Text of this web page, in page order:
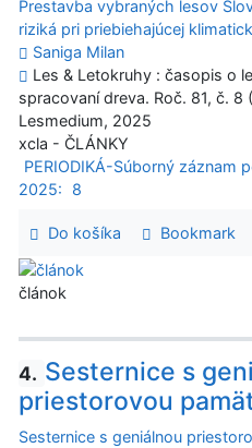
Prestavba vybraných lesov
riziká pri priebiehajúcej
Saniga Milan
Les & Letokruhy : časopis o
spracovaní dreva. Roč. 81, č. 8
Lesmedium, 2025
xcla - ČLÁNKY
PERIODIKÁ-Súborný záznam
2025:
8
Do košíka Bookmark
článok
4. Sesternice s
priestorovou
Sesternice s geniálnou